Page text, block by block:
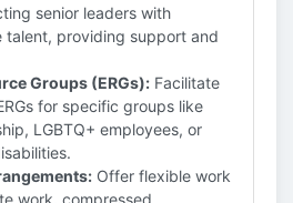
senior leaders with
talent, providing support and
Groups (ERGs): Facilitate
for specific groups like
LGBTQ+ employees, or
Offer flexible work
work, compressed